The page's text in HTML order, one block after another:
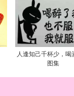
人逢知己千杯少，喝
图集